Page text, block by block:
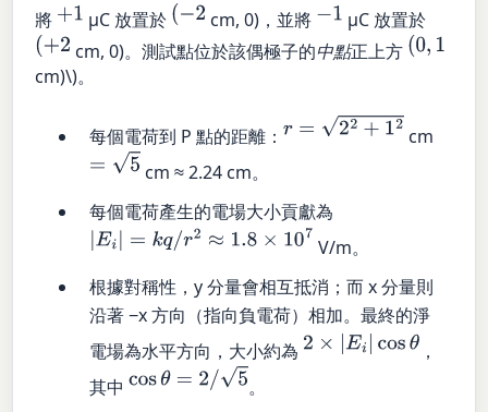
將 +1 µC 放置於 (−2 cm, 0)，並將 −1 µC 放置於
(+2 cm, 0)。測試點位於該偶極子的中點正上方 (0,1
cm)\)。
每個電荷到 P 點的距離：r=22 +12
cm
=5
cm ≈ 2.24 cm。
每個電荷產生的電場大小貢獻為
|Ei| =kq/r2≈1.8×107
V/m。
根據對稱性，y 分量會相互抵消；而 x 分量則
沿著 −x 方向（指向負電荷）相加。最終的淨
電場為水平方向，大小約為 2 ×| i|cosθ
，
其中cosθ=2/ 5
。